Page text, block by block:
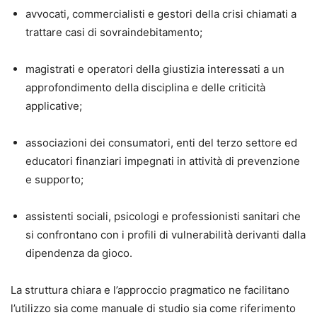
avvocati, commercialisti e gestori della crisi chiamati a
trattare casi di sovraindebitamento;
magistrati e operatori della giustizia interessati a un
approfondimento della disciplina e delle criticità
applicative;
associazioni dei consumatori, enti del terzo settore ed
educatori finanziari impegnati in attività di prevenzione
e supporto;
assistenti sociali, psicologi e professionisti sanitari che
si confrontano con i profili di vulnerabilità derivanti dalla
dipendenza da gioco.
La struttura chiara e l’approccio pragmatico ne facilitano
l’utilizzo sia come manuale di studio sia come riferimento